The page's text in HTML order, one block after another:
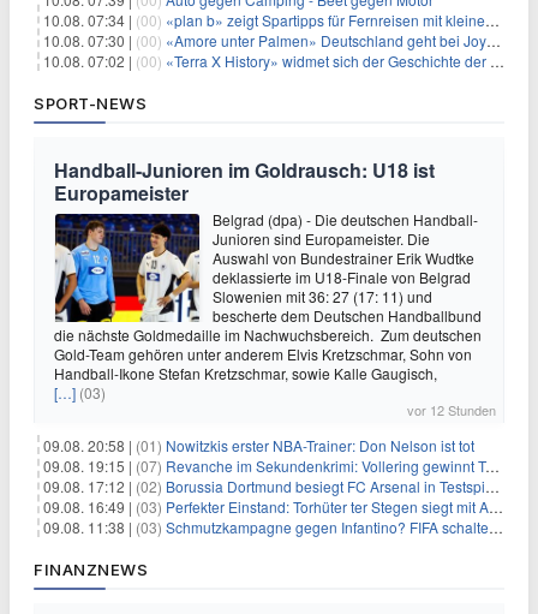
10.08. 07:34 | (00) «plan b» zeigt Spartipps für Fernreisen mit kleinem Budget
10.08. 07:30 | (00) «Amore unter Palmen» Deutschland geht bei Joyn weiter
10.08. 07:02 | (00) «Terra X History» widmet sich der Geschichte der deutschen Vereine
SPORT-NEWS
Handball-Junioren im Goldrausch: U18 ist
Europameister
Belgrad (dpa) - Die deutschen Handball-
Junioren sind Europameister. Die
Auswahl von Bundestrainer Erik Wudtke
deklassierte im U18-Finale von Belgrad
Slowenien mit 36: 27 (17: 11) und
bescherte dem Deutschen Handballbund
die nächste Goldmedaille im Nachwuchsbereich. Zum deutschen
Gold-Team gehören unter anderem Elvis Kretzschmar, Sohn von
Handball-Ikone Stefan Kretzschmar, sowie Kalle Gaugisch,
[…] (03)
vor 12 Stunden
09.08. 20:58 | (01) Nowitzkis erster NBA-Trainer: Don Nelson ist tot
09.08. 19:15 | (07) Revanche im Sekundenkrimi: Vollering gewinnt Tour
09.08. 17:12 | (02) Borussia Dortmund besiegt FC Arsenal in Testspiel mit 3:2
09.08. 16:49 | (03) Perfekter Einstand: Torhüter ter Stegen siegt mit Ajax
09.08. 11:38 | (03) Schmutzkampagne gegen Infantino? FIFA schaltet auf Angriff
FINANZNEWS